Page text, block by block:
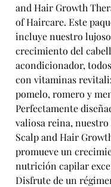
and Hair Growth
of Haircare. Este
incluye nuestro
crecimiento del
acondicionador,
con vitaminas
pomelo, romero y
Perfectamente
valiosa reina,
Scalp and Hair
promueve un
nutrición capilar
Disfrute de un